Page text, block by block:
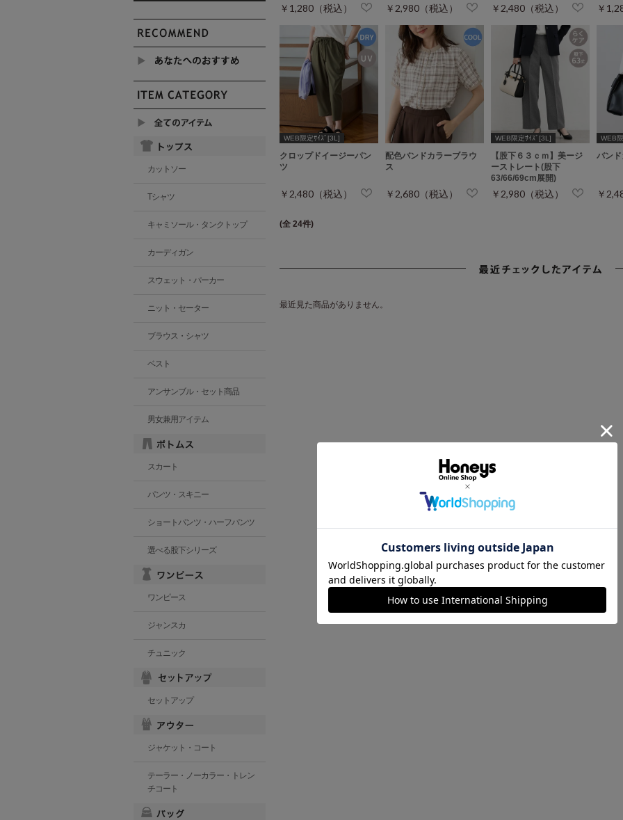
￥1,280（税込） ￥2,980（税込） ￥2,480（税込） ￥
WEB限定ｻｲｽﾞ[3L]
クロップドイージーパン
ツ
￥2,480（税込）
配色バンドカラーブラウ
ス
￥2,680（税込）
WEB限定ｻｲｽﾞ[3L]
【股下６３ｃｍ】美ージ
ーストレート(股下
63/66/69cm展開)
￥2,980（税込）
WEB
バン
￥
(全 24件)
最近見た商品がありません。
カットソー
Tシャツ
キャミソール・タンクトップ
カーディガン
スウェット・パーカー
ニット・セーター
ブラウス・シャツ
ベスト
アンサンブル・セット商品
男女兼用アイテム
スカート
パンツ・スキニー
ショートパンツ・ハーフパンツ
選べる股下シリーズ
ワンピース
ジャンスカ
チュニック
セットアップ
ジャケット・コート
テーラー・ノーカラー・トレン
チコート